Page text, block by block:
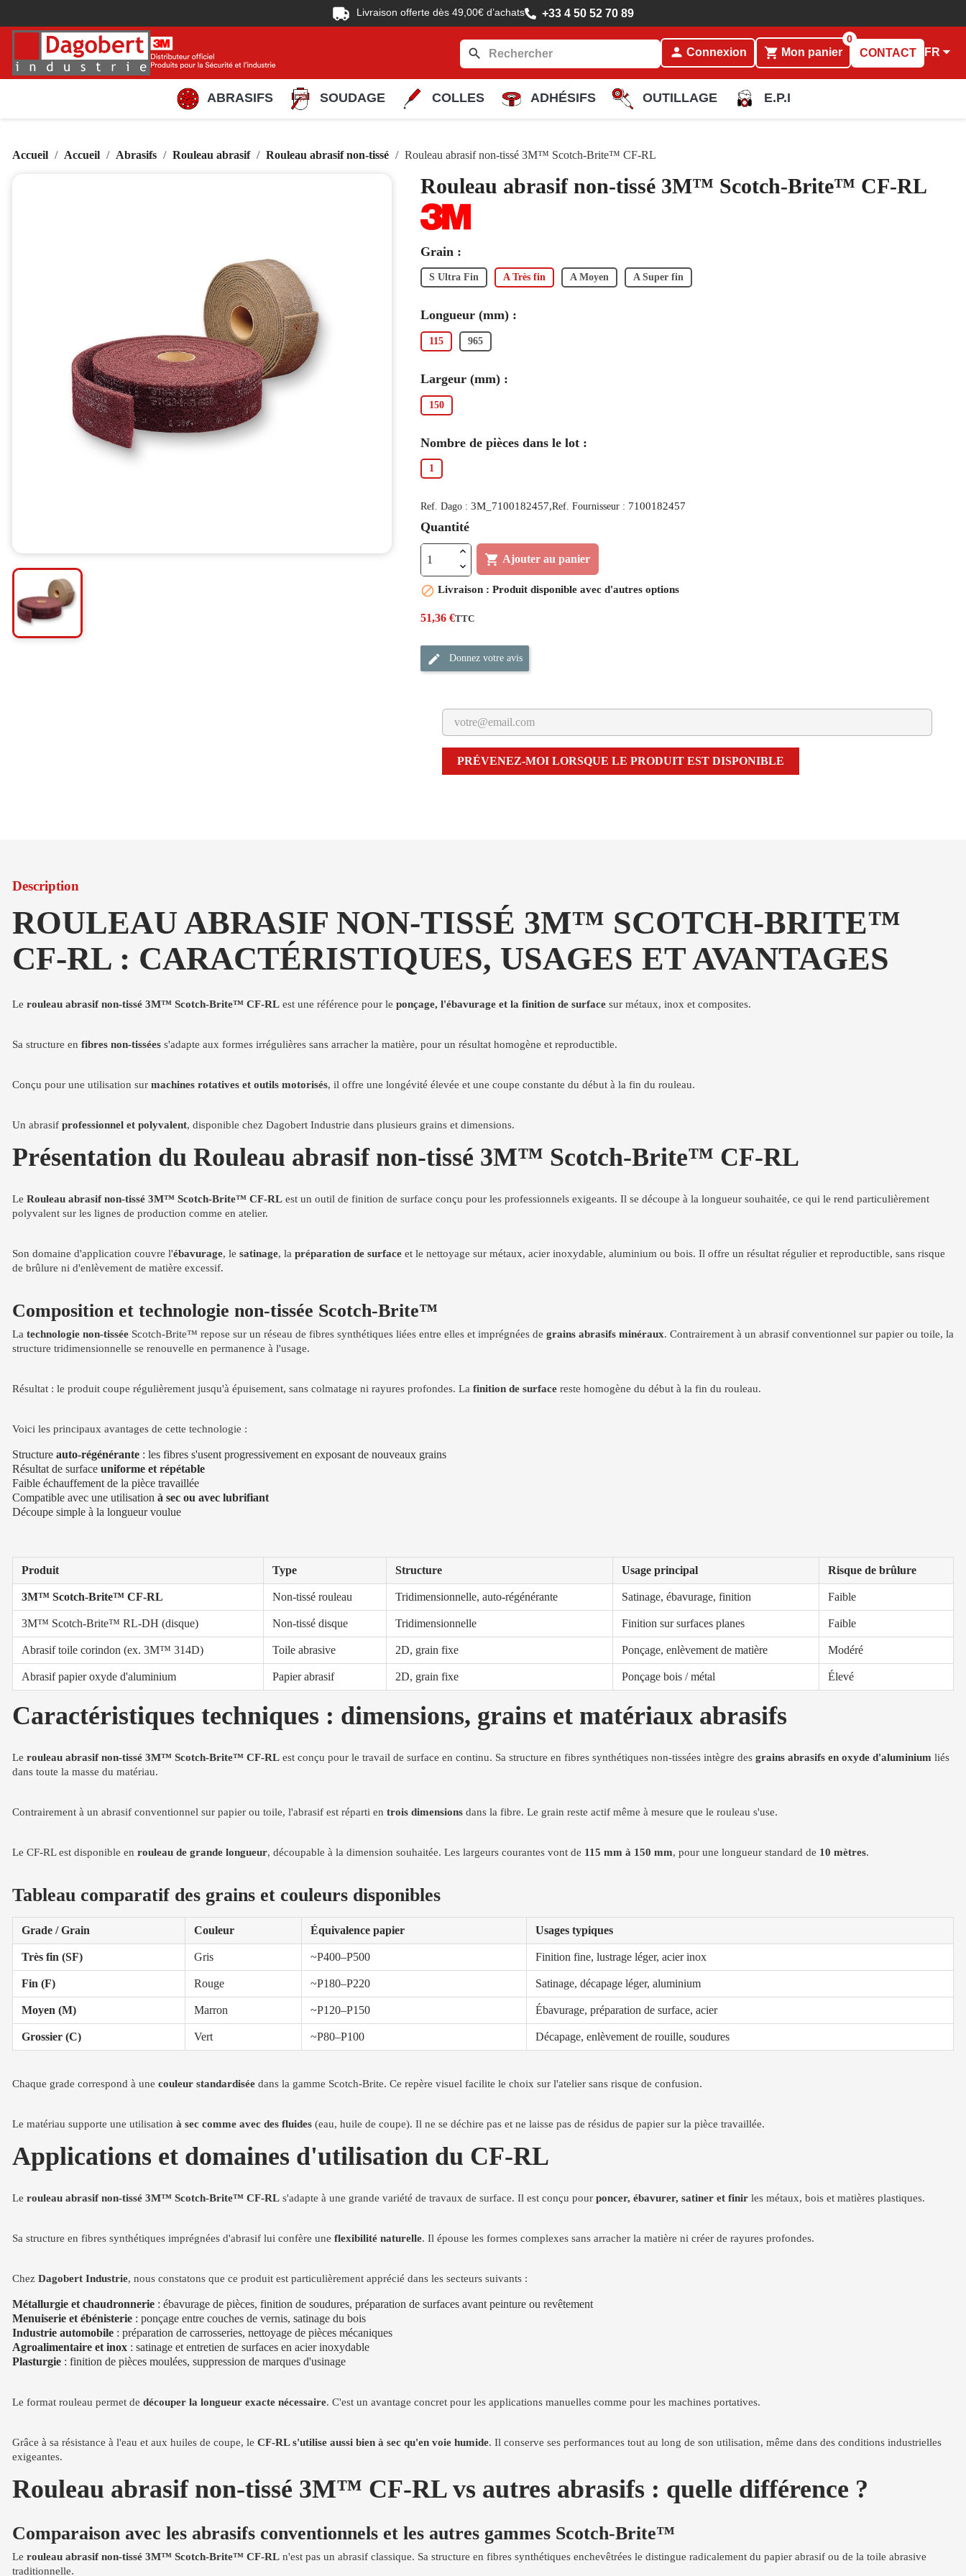
Livraison offerte dès 49,00€ d’achats +33 4 50 52 70 89
search person Connexion shopping_cart Mon panier
0
CONTACT FR
ABRASIFS SOUDAGE COLLES ADHÉSIFS OUTILLAGE E.P.I
Accueil Accueil Abrasifs Rouleau abrasif Rouleau abrasif non-tissé Rouleau abrasif non-tissé 3M™ Scotch-Brite™ CF-RL
Rouleau abrasif non-tissé 3M™ Scotch-Brite™ CF-RL
Grain :
S Ultra Fin A Très fin A Moyen A Super fin
Longueur (mm) :
115 965
Largeur (mm) :
150
Nombre de pièces dans le lot :
1
Ref. Dago : 3M_7100182457,Ref. Fournisseur : 7100182457
Quantité
 Ajouter au panier
 Livraison : Produit disponible avec d'autres options
51,36 €TTC
Donnez votre avis
PRÉVENEZ-MOI LORSQUE LE PRODUIT EST DISPONIBLE
Description
ROULEAU ABRASIF NON-TISSÉ 3M™ SCOTCH-BRITE™
CF-RL : CARACTÉRISTIQUES, USAGES ET AVANTAGES
Le rouleau abrasif non-tissé 3M™ Scotch-Brite™ CF-RL est une référence pour le ponçage, l'ébavurage et la finition de surface sur métaux, inox et composites.
Sa structure en fibres non-tissées s'adapte aux formes irrégulières sans arracher la matière, pour un résultat homogène et reproductible.
Conçu pour une utilisation sur machines rotatives et outils motorisés, il offre une longévité élevée et une coupe constante du début à la fin du rouleau.
Un abrasif professionnel et polyvalent, disponible chez Dagobert Industrie dans plusieurs grains et dimensions.
Présentation du Rouleau abrasif non-tissé 3M™ Scotch-Brite™ CF-RL
Le Rouleau abrasif non-tissé 3M™ Scotch-Brite™ CF-RL est un outil de finition de surface conçu pour les professionnels exigeants. Il se découpe à la longueur souhaitée, ce qui le rend particulièrement
polyvalent sur les lignes de production comme en atelier.
Son domaine d'application couvre l'ébavurage, le satinage, la préparation de surface et le nettoyage sur métaux, acier inoxydable, aluminium ou bois. Il offre un résultat régulier et reproductible, sans risque
de brûlure ni d'enlèvement de matière excessif.
Composition et technologie non-tissée Scotch-Brite™
La technologie non-tissée Scotch-Brite™ repose sur un réseau de fibres synthétiques liées entre elles et imprégnées de grains abrasifs minéraux. Contrairement à un abrasif conventionnel sur papier ou toile, la
structure tridimensionnelle se renouvelle en permanence à l'usage.
Résultat : le produit coupe régulièrement jusqu'à épuisement, sans colmatage ni rayures profondes. La finition de surface reste homogène du début à la fin du rouleau.
Voici les principaux avantages de cette technologie :
Structure auto-régénérante : les fibres s'usent progressivement en exposant de nouveaux grains
Résultat de surface uniforme et répétable
Faible échauffement de la pièce travaillée
Compatible avec une utilisation à sec ou avec lubrifiant
Découpe simple à la longueur voulue
Produit Type Structure Usage principal Risque de brûlure
3M™ Scotch-Brite™ CF-RL Non-tissé rouleau Tridimensionnelle, auto-régénérante Satinage, ébavurage, finition Faible
3M™ Scotch-Brite™ RL-DH (disque) Non-tissé disque Tridimensionnelle Finition sur surfaces planes Faible
Abrasif toile corindon (ex. 3M™ 314D) Toile abrasive 2D, grain fixe Ponçage, enlèvement de matière Modéré
Abrasif papier oxyde d'aluminium Papier abrasif 2D, grain fixe Ponçage bois / métal Élevé
Caractéristiques techniques : dimensions, grains et matériaux abrasifs
Le rouleau abrasif non-tissé 3M™ Scotch-Brite™ CF-RL est conçu pour le travail de surface en continu. Sa structure en fibres synthétiques non-tissées intègre des grains abrasifs en oxyde d'aluminium liés
dans toute la masse du matériau.
Contrairement à un abrasif conventionnel sur papier ou toile, l'abrasif est réparti en trois dimensions dans la fibre. Le grain reste actif même à mesure que le rouleau s'use.
Le CF-RL est disponible en rouleau de grande longueur, découpable à la dimension souhaitée. Les largeurs courantes vont de 115 mm à 150 mm, pour une longueur standard de 10 mètres.
Tableau comparatif des grains et couleurs disponibles
Grade / Grain Couleur Équivalence papier Usages typiques
Très fin (SF) Gris ~P400–P500 Finition fine, lustrage léger, acier inox
Fin (F) Rouge ~P180–P220 Satinage, décapage léger, aluminium
Moyen (M) Marron ~P120–P150 Ébavurage, préparation de surface, acier
Grossier (C) Vert ~P80–P100 Décapage, enlèvement de rouille, soudures
Chaque grade correspond à une couleur standardisée dans la gamme Scotch-Brite. Ce repère visuel facilite le choix sur l'atelier sans risque de confusion.
Le matériau supporte une utilisation à sec comme avec des fluides (eau, huile de coupe). Il ne se déchire pas et ne laisse pas de résidus de papier sur la pièce travaillée.
Applications et domaines d'utilisation du CF-RL
Le rouleau abrasif non-tissé 3M™ Scotch-Brite™ CF-RL s'adapte à une grande variété de travaux de surface. Il est conçu pour poncer, ébavurer, satiner et finir les métaux, bois et matières plastiques.
Sa structure en fibres synthétiques imprégnées d'abrasif lui confère une flexibilité naturelle. Il épouse les formes complexes sans arracher la matière ni créer de rayures profondes.
Chez Dagobert Industrie, nous constatons que ce produit est particulièrement apprécié dans les secteurs suivants :
Métallurgie et chaudronnerie : ébavurage de pièces, finition de soudures, préparation de surfaces avant peinture ou revêtement
Menuiserie et ébénisterie : ponçage entre couches de vernis, satinage du bois
Industrie automobile : préparation de carrosseries, nettoyage de pièces mécaniques
Agroalimentaire et inox : satinage et entretien de surfaces en acier inoxydable
Plasturgie : finition de pièces moulées, suppression de marques d'usinage
Le format rouleau permet de découper la longueur exacte nécessaire. C'est un avantage concret pour les applications manuelles comme pour les machines portatives.
Grâce à sa résistance à l'eau et aux huiles de coupe, le CF-RL s'utilise aussi bien à sec qu'en voie humide. Il conserve ses performances tout au long de son utilisation, même dans des conditions industrielles
exigeantes.
Rouleau abrasif non-tissé 3M™ CF-RL vs autres abrasifs : quelle différence ?
Comparaison avec les abrasifs conventionnels et les autres gammes Scotch-Brite™
Le rouleau abrasif non-tissé 3M™ Scotch-Brite™ CF-RL n'est pas un abrasif classique. Sa structure en fibres synthétiques enchevêtrées le distingue radicalement du papier abrasif ou de la toile abrasive
traditionnelle.